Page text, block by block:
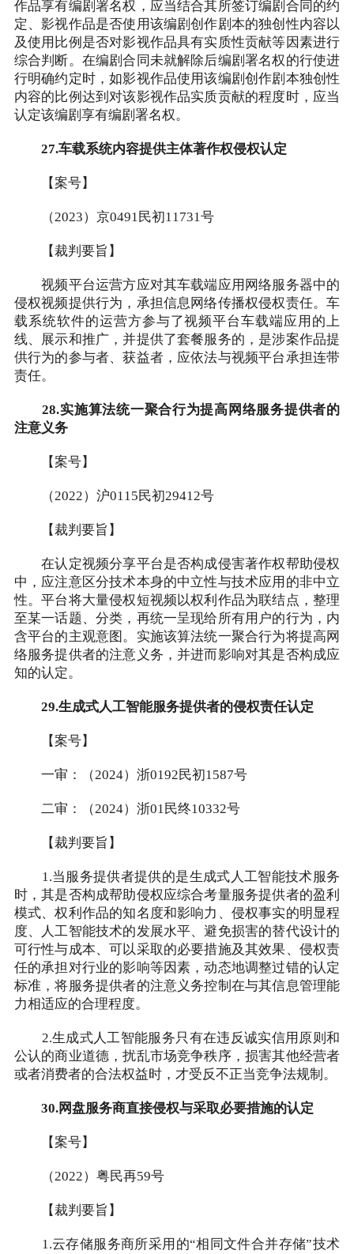
作品享有编剧署名权，应当结合其所签订编剧合同的约
定、影视作品是否使用该编剧创作剧本的独创性内容以
及使用比例是否对影视作品具有实质性贡献等因素进行
综合判断。在编剧合同未就解除后编剧署名权的行使进
行明确约定时，如影视作品使用该编剧创作剧本独创性
内容的比例达到对该影视作品实质贡献的程度时，应当
认定该编剧享有编剧署名权。
27.车载系统内容提供主体著作权侵权认定
【案号】
（2023）京0491民初11731号
【裁判要旨】
视频平台运营方应对其车载端应用网络服务器中的
侵权视频提供行为，承担信息网络传播权侵权责任。车
载系统软件的运营方参与了视频平台车载端应用的上
线、展示和推广，并提供了套餐服务的，是涉案作品提
供行为的参与者、获益者，应依法与视频平台承担连带
责任。
28.实施算法统一聚合行为提高网络服务提供者的
注意义务
【案号】
（2022）沪0115民初29412号
【裁判要旨】
在认定视频分享平台是否构成侵害著作权帮助侵权
中，应注意区分技术本身的中立性与技术应用的非中立
性。平台将大量侵权短视频以权利作品为联结点，整理
至某一话题、分类，再统一呈现给所有用户的行为，内
含平台的主观意图。实施该算法统一聚合行为将提高网
络服务提供者的注意义务，并进而影响对其是否构成应
知的认定。
29.生成式人工智能服务提供者的侵权责任认定
【案号】
一审：（2024）浙0192民初1587号
二审：（2024）浙01民终10332号
【裁判要旨】
1.当服务提供者提供的是生成式人工智能技术服务
时，其是否构成帮助侵权应综合考量服务提供者的盈利
模式、权利作品的知名度和影响力、侵权事实的明显程
度、人工智能技术的发展水平、避免损害的替代设计的
可行性与成本、可以采取的必要措施及其效果、侵权责
任的承担对行业的影响等因素，动态地调整过错的认定
标准，将服务提供者的注意义务控制在与其信息管理能
力相适应的合理程度。
2.生成式人工智能服务只有在违反诚实信用原则和
公认的商业道德，扰乱市场竞争秩序，损害其他经营者
或者消费者的合法权益时，才受反不正当竞争法规制。
30.网盘服务商直接侵权与采取必要措施的认定
【案号】
（2022）粤民再59号
【裁判要旨】
1.云存储服务商所采用的“相同文件合并存储”技术